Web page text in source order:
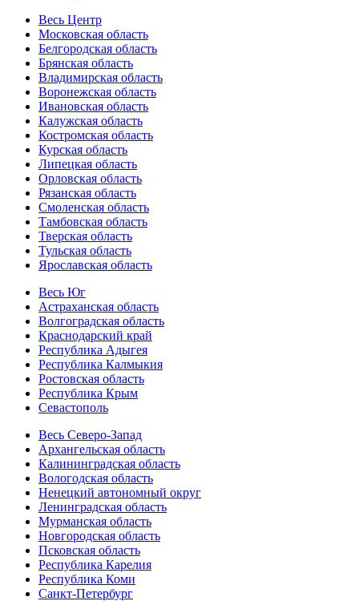
Весь Центр
Московская область
Белгородская область
Брянская область
Владимирская область
Воронежская область
Ивановская область
Калужская область
Костромская область
Курская область
Липецкая область
Орловская область
Рязанская область
Смоленская область
Тамбовская область
Тверская область
Тульская область
Ярославская область
Весь Юг
Астраханская область
Волгоградская область
Краснодарский край
Республика Адыгея
Республика Калмыкия
Ростовская область
Республика Крым
Севастополь
Весь Северо-Запад
Архангельская область
Калининградская область
Вологодская область
Ненецкий автономный округ
Ленинградская область
Мурманская область
Новгородская область
Псковская область
Республика Карелия
Республика Коми
Санкт-Петербург